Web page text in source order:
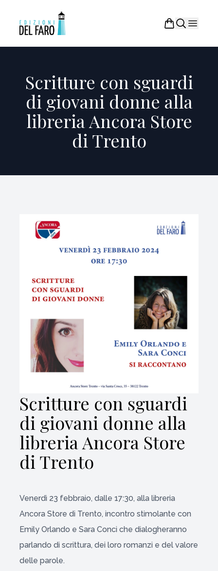
Scritture con sguardi
di giovani donne alla
libreria Ancora Store
di Trento
Scritture con sguardi
di giovani donne alla
libreria Ancora Store
di Trento
Venerdì 23 febbraio, dalle 17:30, alla libreria
Ancora Store di Trento, incontro stimolante con
Emily Orlando e Sara Conci che dialogheranno
parlando di scrittura, dei loro romanzi e del valore
delle parole.